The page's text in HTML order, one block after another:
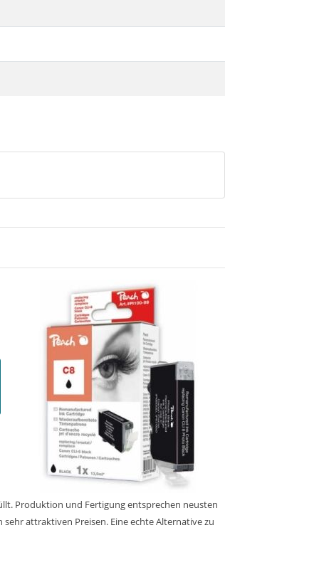
Produktion und Fertigung entsprechen neusten
attraktiven Preisen. Eine echte Alternative zu